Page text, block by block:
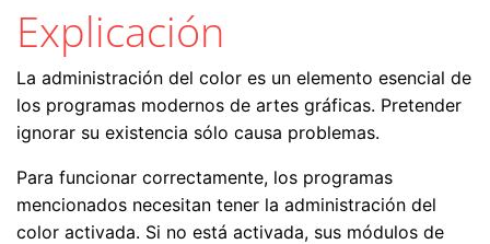
Explicación
La administración del color es un elemento esencial de
los programas modernos de artes gráficas. Pretender
ignorar su existencia sólo causa problemas.
Para funcionar correctamente, los programas
mencionados necesitan tener la administración del
color activada. Si no está activada, sus módulos de